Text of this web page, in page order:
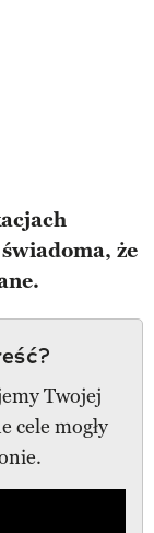
że
Twojej
cele mogły